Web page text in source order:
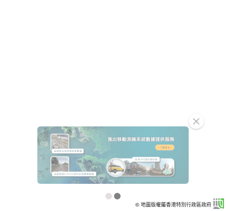
© 地圖版權屬香港特別行政區政府
clear